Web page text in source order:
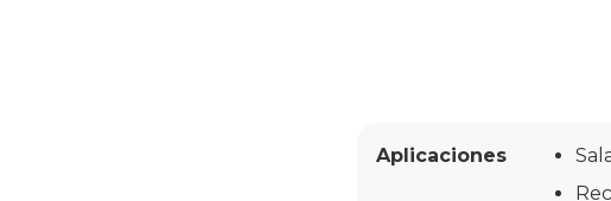
Aplicaciones